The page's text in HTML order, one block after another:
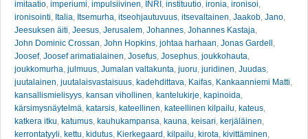
imitaatio, imperiumi, impulsiivinen, INRI , instituutio, ironia, ironisoi,
ironisointi, Italia, Itsemurha, itseohjautuvuus, itsevaltainen, Jaakob, Jano,
Jeesuksen äiti, Jeesus, Jerusalem, Johannes, Johannes Kastaja,
John Dominic Crossan, John Hopkins, johtaa harhaan, Jonas Gardell ,
Joosef, Joosef arimatialainen, Josefus, Josephus, joukkohauta,
joukkomurha, julmuus, Jumalan valtakunta, juoru, juridinen, Juudas,
juutalainen, juutalaisvastaisuus, kadehdittava, Kaifas, Kankaanniemi Matti,
kansallismielisyys, kansan vihollinen, kantelukirje, kapinoida,
kärsimysnäytelmä, katarsis, kateellinen, kateellinen kilpailu, kateus,
katkera itku, katumus, kauhukampansa, kauna, keisari, kerjäläinen,
kerrontatyyli, kettu, kidutus, Kierkegaard , kilpailu, kirota, kivittäminen,